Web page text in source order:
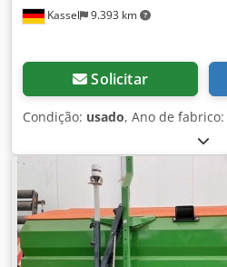
Kassel 9.393 km
Solicitar
Condição: usado, Ano de fabrico: